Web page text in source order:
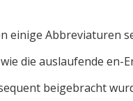
einige Abbreviaturen
die auslaufende en-
beigebracht